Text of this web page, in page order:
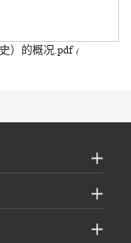
）的概况.pdf (